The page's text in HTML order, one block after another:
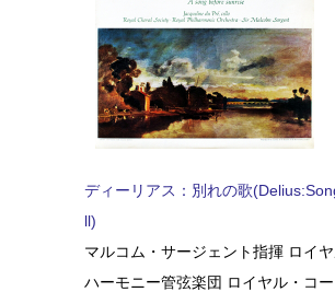
ディーリアス：別れの歌
ll)
マルコム・サージェント指揮 ロイ
ハーモニー管弦楽団 ロイヤル・コ